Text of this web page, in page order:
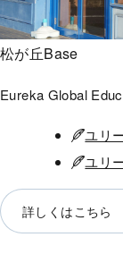
松が丘Base
Eureka Global
ユリ
ユリ
詳しくはこちら